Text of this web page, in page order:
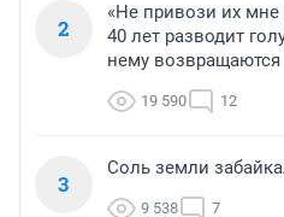
2
«Не привози их мне
40 лет разводит
нему возвращаются
19 590 12
3
Соль земли
9 538 7